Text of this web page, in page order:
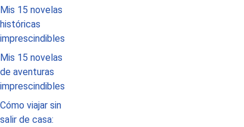
Mis 15 novelas
históricas
imprescindibles
Mis 15 novelas
de aventuras
imprescindibles
Cómo viajar sin
salir de casa: